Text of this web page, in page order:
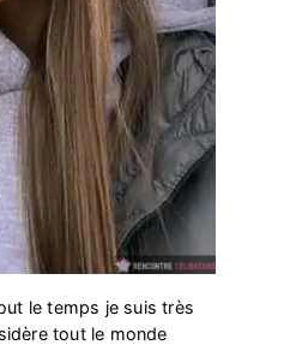
le temps je suis très
tout le monde